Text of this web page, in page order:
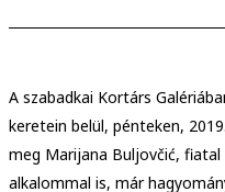
A szabadkai Kortárs
keretein belül, pénteken,
meg Marijana Buljovčić,
alkalommal is, már